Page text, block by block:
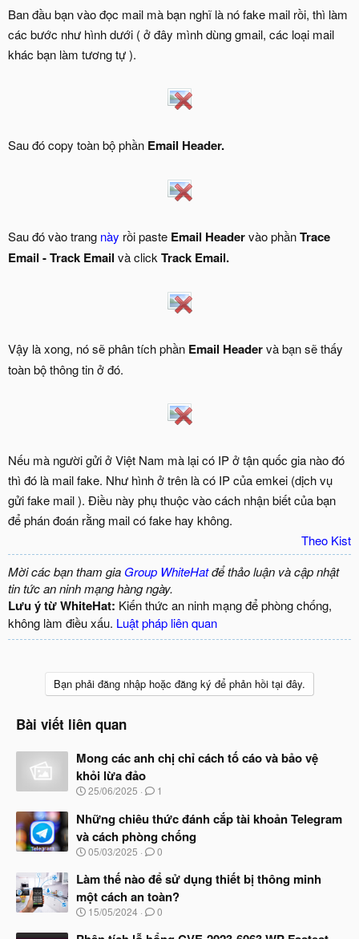
Ban đầu bạn vào đọc mail mà bạn nghĩ là nó fake mail rồi, thì làm
các bước như hình dưới ( ở đây mình dùng gmail, các loại mail
khác bạn làm tương tự ).
Sau đó copy toàn bộ phần Email Header.
Sau đó vào trang này rồi paste Email Headervào phầnTrace
Email - Track Email và click Track Email.
Vậy là xong, nó sẽ phân tích phần Email Headervà bạn sẽ thấy
toàn bộ thông tin ở đó.
Nếu mà người gửi ở Việt Nam mà lại có IP ở tận quốc gia nào đó
thì đó là mail fake. Như hình ở trên là có IP của emkei (dịch vụ
gửi fake mail ). Điều này phụ thuộc vào cách nhận biết của bạn
để phán đoán rằng mail có fake hay không.
Theo Kist
Mời các bạn tham gia Group WhiteHatđể thảo luận và cập nhật
tin tức an ninh mạng hàng ngày.
Lưu ý từ WhiteHat: Kiến thức an ninh mạng để phòng chống,
không làm điều xấu. Luật pháp liên quan
Bạn phải đăng nhập hoặc đăng ký để phản hồi tại đây.
Bài viết liên quan
Mong các anh chị chỉ cách tố cáo và bảo vệ
khỏi lừa đảo
N
à
y
b
ắ
đ
ầ
u
25/06/2025 1
Những chiêu thức đánh cắp tài khoản Telegram
và cách phòng chống
N
à
b
ắ
05/03/2025 0
Làm thế nào để sử dụng thiết bị thông minh
một cách an toàn?
N
à
15/05/2024 0